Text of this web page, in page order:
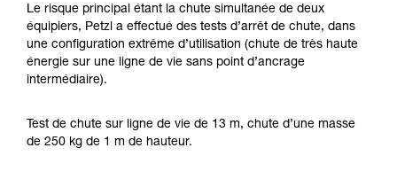
Le risque principal étant la chute simultanée de deux
équipiers, Petzl a effectué des tests d’arrêt de chute, dans
une configuration extrême d’utilisation (chute de très haute
énergie sur une ligne de vie sans point d’ancrage
intermédiaire).
Test de chute sur ligne de vie de 13 m, chute d’une masse
de 250 kg de 1 m de hauteur.